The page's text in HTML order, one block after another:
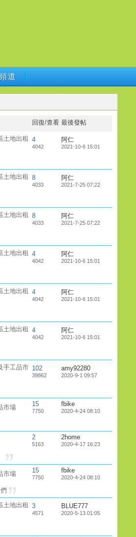
道
道
回復/查看 最後發帖
土地出租 4
4042
阿仁
2021-10-6 15:01
土地出租 8
4033
阿仁
2021-7-25 07:22
土地出租 8
4033
阿仁
2021-7-25 07:22
土地出租 4
4042
阿仁
2021-10-6 15:01
土地出租 4
4042
阿仁
2021-10-6 15:01
土地出租 4
4042
阿仁
2021-10-6 15:01
手工品市 102
39862
amy92280
2020-9-1 09:57
市場 15
7750
fbike
2020-4-24 08:10
2
5163
2home
2020-4-17 16:23
市場 15
7750
fbike
2020-4-24 08:10
土地出租 3
4571
BLUE777
2020-5-13 01:05